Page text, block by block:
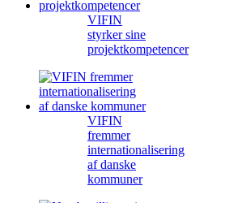
VIFIN
styrker sine
projektkompetencer
VIFIN
fremmer
internationalisering
af danske
kommuner